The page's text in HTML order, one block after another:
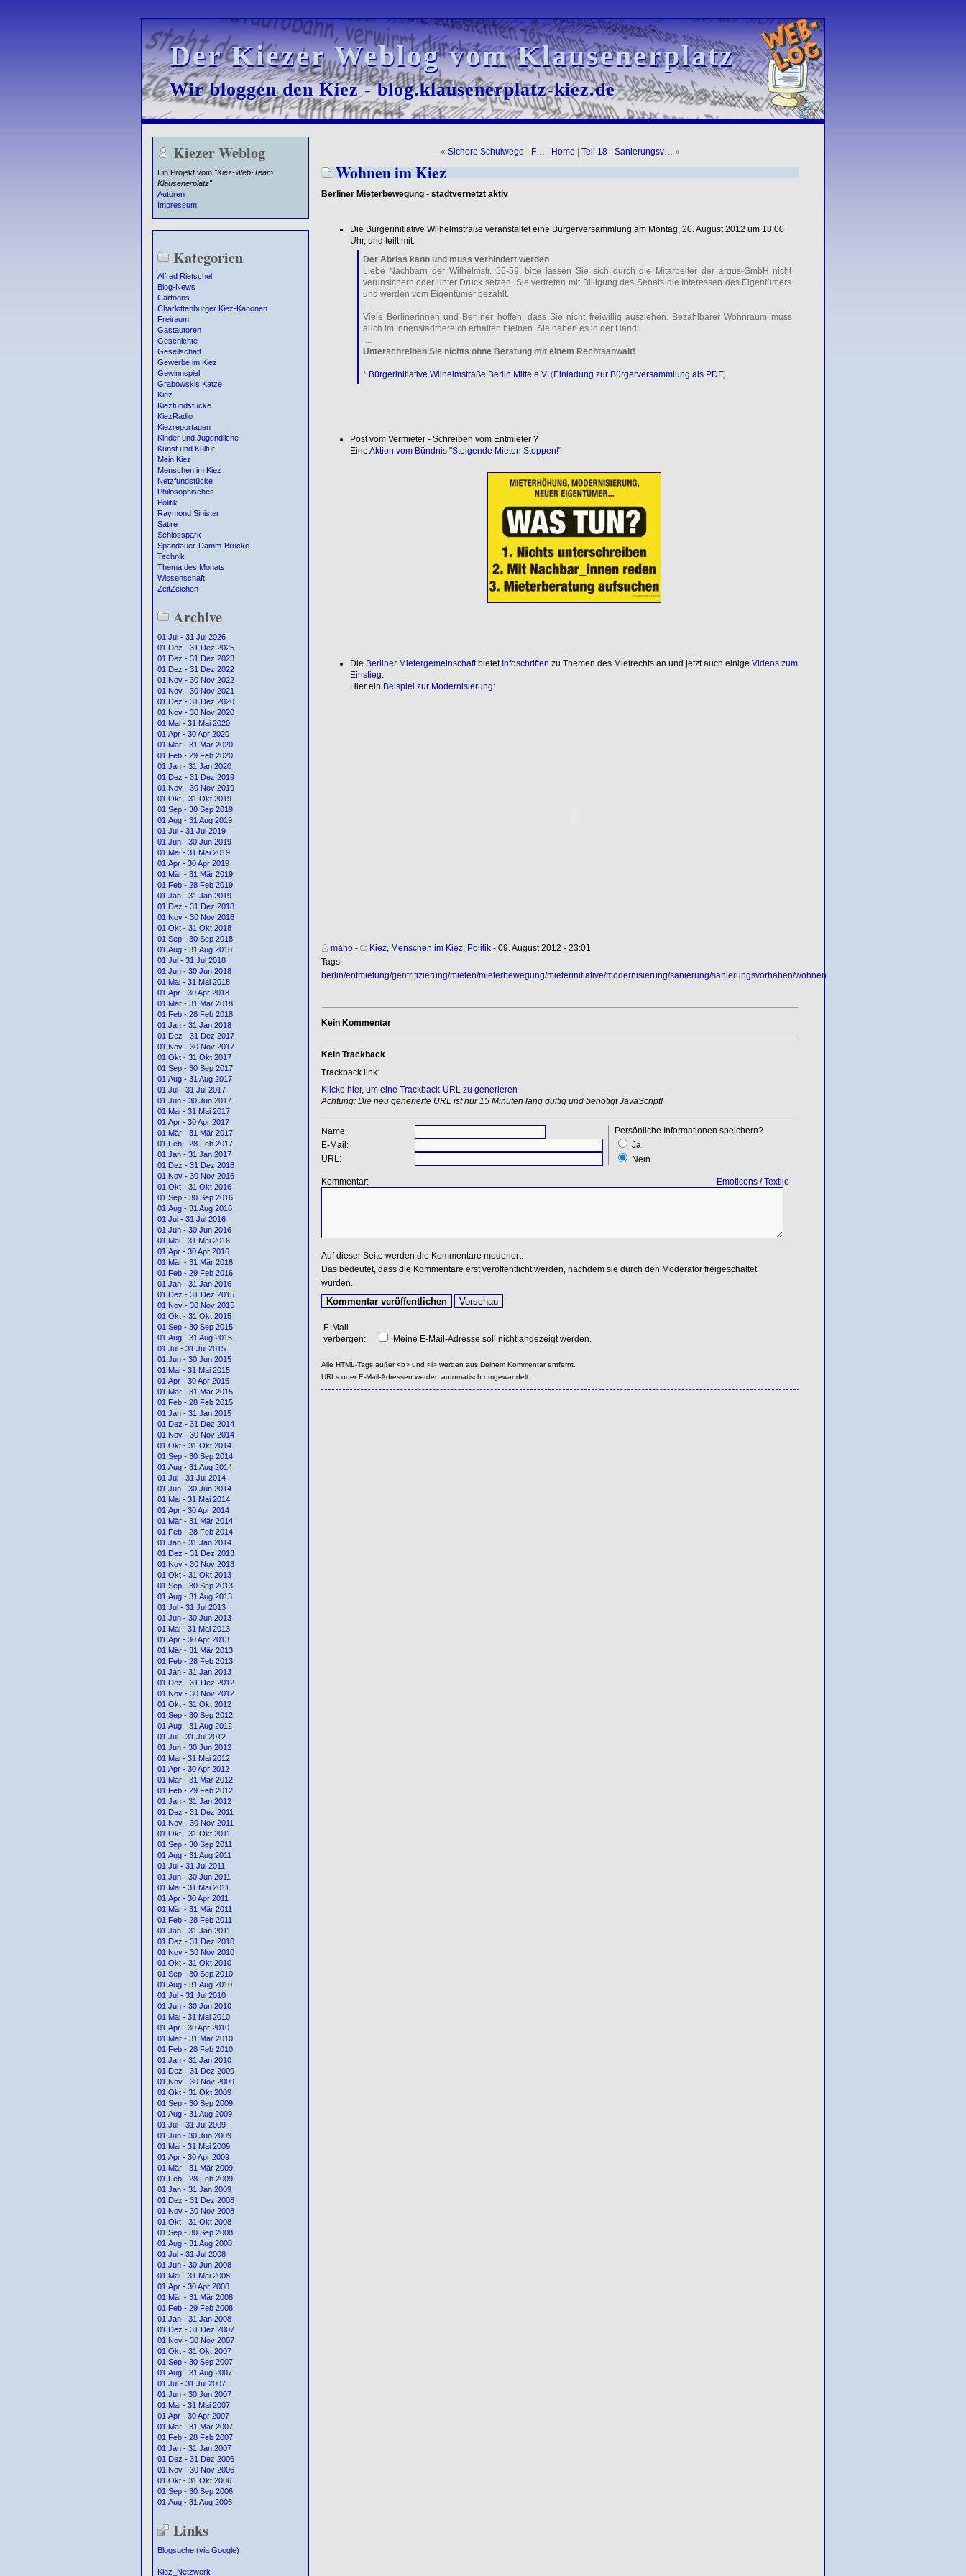
Der Kiezer Weblog vom Klausenerplatz
Der Kiezer Weblog vom Klausenerplatz
Wir bloggen den Kiez - blog.klausenerplatz-kiez.de
Wir bloggen den Kiez - blog.klausenerplatz-kiez.de
Kiezer Weblog
Ein Projekt vom "Kiez-Web-Team
Klausenerplatz".
Autoren
Impressum
Kategorien
Alfred Rietschel
Blog-News
Cartoons
Charlottenburger Kiez-Kanonen
Freiraum
Gastautoren
Geschichte
Gesellschaft
Gewerbe im Kiez
Gewinnspiel
Grabowskis Katze
Kiez
Kiezfundstücke
KiezRadio
Kiezreportagen
Kinder und Jugendliche
Kunst und Kultur
Mein Kiez
Menschen im Kiez
Netzfundstücke
Philosophisches
Politik
Raymond Sinister
Satire
Schlosspark
Spandauer-Damm-Brücke
Technik
Thema des Monats
Wissenschaft
ZeitZeichen
Archive
01.Jul - 31 Jul 2026
01.Dez - 31 Dez 2025
01.Dez - 31 Dez 2023
01.Dez - 31 Dez 2022
01.Nov - 30 Nov 2022
01.Nov - 30 Nov 2021
01.Dez - 31 Dez 2020
01.Nov - 30 Nov 2020
01.Mai - 31 Mai 2020
01.Apr - 30 Apr 2020
01.Mär - 31 Mär 2020
01.Feb - 29 Feb 2020
01.Jan - 31 Jan 2020
01.Dez - 31 Dez 2019
01.Nov - 30 Nov 2019
01.Okt - 31 Okt 2019
01.Sep - 30 Sep 2019
01.Aug - 31 Aug 2019
01.Jul - 31 Jul 2019
01.Jun - 30 Jun 2019
01.Mai - 31 Mai 2019
01.Apr - 30 Apr 2019
01.Mär - 31 Mär 2019
01.Feb - 28 Feb 2019
01.Jan - 31 Jan 2019
01.Dez - 31 Dez 2018
01.Nov - 30 Nov 2018
01.Okt - 31 Okt 2018
01.Sep - 30 Sep 2018
01.Aug - 31 Aug 2018
01.Jul - 31 Jul 2018
01.Jun - 30 Jun 2018
01.Mai - 31 Mai 2018
01.Apr - 30 Apr 2018
01.Mär - 31 Mär 2018
01.Feb - 28 Feb 2018
01.Jan - 31 Jan 2018
01.Dez - 31 Dez 2017
01.Nov - 30 Nov 2017
01.Okt - 31 Okt 2017
01.Sep - 30 Sep 2017
01.Aug - 31 Aug 2017
01.Jul - 31 Jul 2017
01.Jun - 30 Jun 2017
01.Mai - 31 Mai 2017
01.Apr - 30 Apr 2017
01.Mär - 31 Mär 2017
01.Feb - 28 Feb 2017
01.Jan - 31 Jan 2017
01.Dez - 31 Dez 2016
01.Nov - 30 Nov 2016
01.Okt - 31 Okt 2016
01.Sep - 30 Sep 2016
01.Aug - 31 Aug 2016
01.Jul - 31 Jul 2016
01.Jun - 30 Jun 2016
01.Mai - 31 Mai 2016
01.Apr - 30 Apr 2016
01.Mär - 31 Mär 2016
01.Feb - 29 Feb 2016
01.Jan - 31 Jan 2016
01.Dez - 31 Dez 2015
01.Nov - 30 Nov 2015
01.Okt - 31 Okt 2015
01.Sep - 30 Sep 2015
01.Aug - 31 Aug 2015
01.Jul - 31 Jul 2015
01.Jun - 30 Jun 2015
01.Mai - 31 Mai 2015
01.Apr - 30 Apr 2015
01.Mär - 31 Mär 2015
01.Feb - 28 Feb 2015
01.Jan - 31 Jan 2015
01.Dez - 31 Dez 2014
01.Nov - 30 Nov 2014
01.Okt - 31 Okt 2014
01.Sep - 30 Sep 2014
01.Aug - 31 Aug 2014
01.Jul - 31 Jul 2014
01.Jun - 30 Jun 2014
01.Mai - 31 Mai 2014
01.Apr - 30 Apr 2014
01.Mär - 31 Mär 2014
01.Feb - 28 Feb 2014
01.Jan - 31 Jan 2014
01.Dez - 31 Dez 2013
01.Nov - 30 Nov 2013
01.Okt - 31 Okt 2013
01.Sep - 30 Sep 2013
01.Aug - 31 Aug 2013
01.Jul - 31 Jul 2013
01.Jun - 30 Jun 2013
01.Mai - 31 Mai 2013
01.Apr - 30 Apr 2013
01.Mär - 31 Mär 2013
01.Feb - 28 Feb 2013
01.Jan - 31 Jan 2013
01.Dez - 31 Dez 2012
01.Nov - 30 Nov 2012
01.Okt - 31 Okt 2012
01.Sep - 30 Sep 2012
01.Aug - 31 Aug 2012
01.Jul - 31 Jul 2012
01.Jun - 30 Jun 2012
01.Mai - 31 Mai 2012
01.Apr - 30 Apr 2012
01.Mär - 31 Mär 2012
01.Feb - 29 Feb 2012
01.Jan - 31 Jan 2012
01.Dez - 31 Dez 2011
01.Nov - 30 Nov 2011
01.Okt - 31 Okt 2011
01.Sep - 30 Sep 2011
01.Aug - 31 Aug 2011
01.Jul - 31 Jul 2011
01.Jun - 30 Jun 2011
01.Mai - 31 Mai 2011
01.Apr - 30 Apr 2011
01.Mär - 31 Mär 2011
01.Feb - 28 Feb 2011
01.Jan - 31 Jan 2011
01.Dez - 31 Dez 2010
01.Nov - 30 Nov 2010
01.Okt - 31 Okt 2010
01.Sep - 30 Sep 2010
01.Aug - 31 Aug 2010
01.Jul - 31 Jul 2010
01.Jun - 30 Jun 2010
01.Mai - 31 Mai 2010
01.Apr - 30 Apr 2010
01.Mär - 31 Mär 2010
01.Feb - 28 Feb 2010
01.Jan - 31 Jan 2010
01.Dez - 31 Dez 2009
01.Nov - 30 Nov 2009
01.Okt - 31 Okt 2009
01.Sep - 30 Sep 2009
01.Aug - 31 Aug 2009
01.Jul - 31 Jul 2009
01.Jun - 30 Jun 2009
01.Mai - 31 Mai 2009
01.Apr - 30 Apr 2009
01.Mär - 31 Mär 2009
01.Feb - 28 Feb 2009
01.Jan - 31 Jan 2009
01.Dez - 31 Dez 2008
01.Nov - 30 Nov 2008
01.Okt - 31 Okt 2008
01.Sep - 30 Sep 2008
01.Aug - 31 Aug 2008
01.Jul - 31 Jul 2008
01.Jun - 30 Jun 2008
01.Mai - 31 Mai 2008
01.Apr - 30 Apr 2008
01.Mär - 31 Mär 2008
01.Feb - 29 Feb 2008
01.Jan - 31 Jan 2008
01.Dez - 31 Dez 2007
01.Nov - 30 Nov 2007
01.Okt - 31 Okt 2007
01.Sep - 30 Sep 2007
01.Aug - 31 Aug 2007
01.Jul - 31 Jul 2007
01.Jun - 30 Jun 2007
01.Mai - 31 Mai 2007
01.Apr - 30 Apr 2007
01.Mär - 31 Mär 2007
01.Feb - 28 Feb 2007
01.Jan - 31 Jan 2007
01.Dez - 31 Dez 2006
01.Nov - 30 Nov 2006
01.Okt - 31 Okt 2006
01.Sep - 30 Sep 2006
01.Aug - 31 Aug 2006
Links
Blogsuche (via Google)
Kiez_Netzwerk
« Sichere Schulwege - F… Home Teil 18 - Sanierungsv… »
Wohnen im Kiez
Berliner Mieterbewegung - stadtvernetzt aktiv
Die Bürgerinitiative Wilhelmstraße veranstaltet eine Bürgerversammlung am Montag, 20. August 2012 um 18:00
Uhr, und teilt mit:
Der Abriss kann und muss verhindert werden
Liebe Nachbarn der Wilhelmstr. 56-59, bitte lassen Sie sich durch die Mitarbeiter der argus-GmbH nicht
verunsichern oder unter Druck setzen. Sie vertreten mit Billigung des Senats die Interessen des Eigentümers
und werden vom Eigentümer bezahlt.
Viele Berlinerinnen und Berliner hoffen, dass Sie nicht freiwillig ausziehen. Bezahlbarer Wohnraum muss
auch im Innenstadtbereich erhalten bleiben. Sie haben es in der Hand!
Unterschreiben Sie nichts ohne Beratung mit einem Rechtsanwalt!
* Bürgerinitiative Wilhelmstraße Berlin Mitte e.V. (Einladung zur Bürgerversammlung als PDF)
Post vom Vermieter - Schreiben vom Entmieter ?
Eine Aktion vom Bündnis "Steigende Mieten Stoppen!"
Die Berliner Mietergemeinschaftbietet Infoschriften zu Themen des Mietrechts an und jetzt auch einige Videos zum
Einstieg
Hier ein Beispiel zur Modernisierung:
maho- Kiez, Menschen im Kiez, Politik- 09. August 2012 - 23:01
Tags:
berlin/entmietung/gentrifizierung/mieten/mieterbewegung/mieterinitiative/modernisierung/sanierung/sanierungsvorhaben/wohnen
Kein Kommentar
Kein Trackback
Trackback link:
Klicke hier, um eine Trackback-URL zu generieren
Achtung: Die neu generierte URL ist nur 15 Minuten lang gültig und benötigt JavaScript!
Name:
Persönliche Informationen speichern?
Ja
Nein
E-Mail:
URL:
Kommentar: Emoticons/Textile
Auf dieser Seite werden die Kommentare moderiert.
Das bedeutet, dass die Kommentare erst veröffentlicht werden, nachdem sie durch den Moderator freigeschaltet
wurden.
E-Mail
verbergen:
Meine E-Mail-Adresse soll nicht angezeigt werden.
Alle HTML-Tags außer <b> und <i> werden aus Deinem Kommentar entfernt.
URLs oder E-Mail-Adressen werden automatisch umgewandelt.